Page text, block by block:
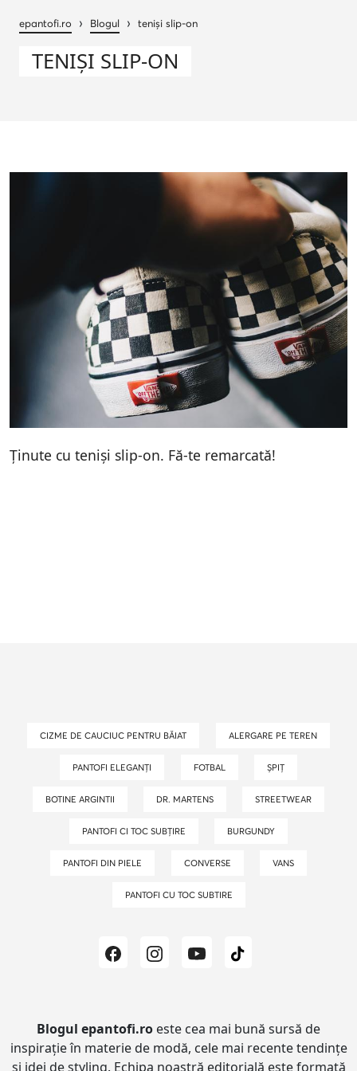
epantofi.ro › Blogul › teniși slip-on
TENIȘI SLIP-ON
Ținute cu teniși slip-on. Fă-te remarcată!
CIZME DE CAUCIUC PENTRU BĂIAT ALERGARE PE TEREN
PANTOFI ELEGANȚI FOTBAL ȘPIȚ
BOTINE ARGINTII DR. MARTENS STREETWEAR
PANTOFI CI TOC SUBȚIRE BURGUNDY
PANTOFI DIN PIELE CONVERSE VANS
PANTOFI CU TOC SUBTIRE
Blogul epantofi.ro este cea mai bună sursă de
inspirație în materie de modă, cele mai recente tendințe
și idei de styling. Echipa noastră editorială este formată